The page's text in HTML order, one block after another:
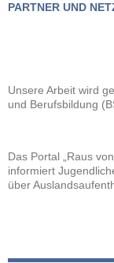
PARTNER UND
Unsere Arbeit wird
und Berufsbildung
Das Portal „Raus
informiert
über